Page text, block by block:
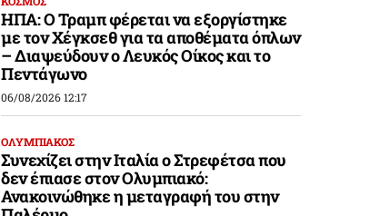
ΗΠΑ: Ο Τραμπ φέρεται να εξοργίστηκε
με τον Χέγκσεθ για τα αποθέματα όπλων
– Διαψεύδουν ο Λευκός Οίκος και το
Πεντάγωνο
06/08/2026 12:17
ΟΛΥΜΠΙΑΚΟΣ
Συνεχίζει στην Ιταλία ο Στρεφέτσα που
δεν έπιασε στον Ολυμπιακό:
Ανακοινώθηκε η μεταγραφή του στην